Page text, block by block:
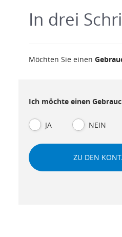
In drei
Möchten Sie einen
Ich möchte einen
JA NEIN
ZU DEN